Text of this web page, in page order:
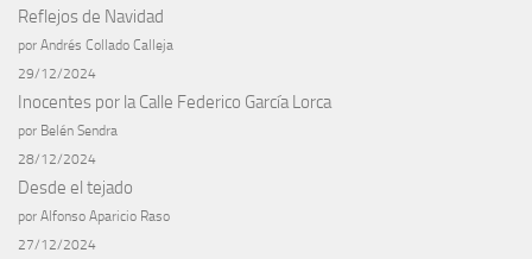
Reflejos de Navidad
por Andrés Collado Calleja
29/12/2024
Inocentes por la Calle Federico García Lorca
por Belén Sendra
28/12/2024
Desde el tejado
por Alfonso Aparicio Raso
27/12/2024